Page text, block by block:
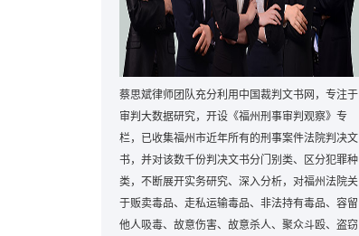
蔡思斌律师团队充分利用中国裁判文书网，专注于
审判大数据研究，开设《福州刑事审判观察》专
栏，已收集福州市近年所有的刑事案件法院判决文
书，并对该数千份判决文书分门别类、区分犯罪种
类，不断展开实务研究、深入分析，对福州法院关
于贩卖毒品、走私运输毒品、非法持有毒品、容留
他人吸毒、故意伤害、故意杀人、聚众斗殴、盗窃